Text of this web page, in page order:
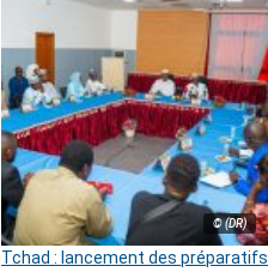
© (DR)
Tchad : lancement des préparatifs